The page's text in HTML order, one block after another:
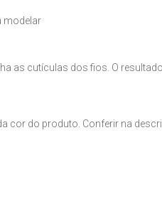
modelar
as cutículas dos fios. O
cor do produto. Conferir na